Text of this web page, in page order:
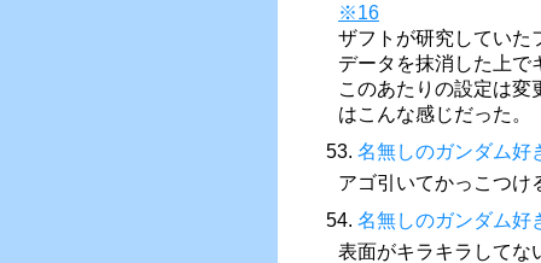
※16
ザフトが研究していた
データを抹消した上で
このあたりの設定は変
はこんな感じだった。
53. 名無しのガンダム好
アゴ引いてかっこつけ
54. 名無しのガンダム好
表面がキラキラしてな